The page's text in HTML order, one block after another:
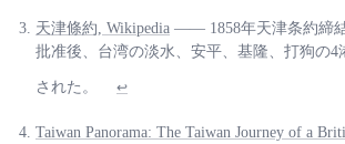
天津條約, Wikipedia —— 1858年天津条約締
批准後、台湾の淡水、安平、基隆、打狗の4
された。 ↩
Taiwan Panorama: The Taiwan Journey of a